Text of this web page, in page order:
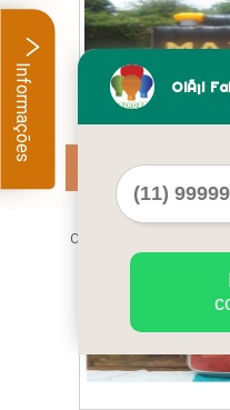
preço inflável
Cod.:
OlÃ¡!
Informações